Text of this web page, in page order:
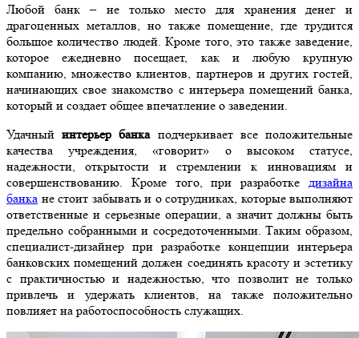
Любой банк – не только место для хранения денег и
драгоценных металлов, но также помещение, где трудится
большое количество людей. Кроме того, это также заведение,
которое ежедневно посещает, как и любую крупную
компанию, множество клиентов, партнеров и других гостей,
начинающих свое знакомство с интерьера помещений банка,
который и создает общее впечатление о заведении.
Удачныйинтерьер банкаподчеркивает все положительные
качества учреждения, «говорит» о высоком статусе,
надежности, открытости и стремлении к инновациям и
совершенствованию. Кроме того, при разработке дизайна
банка не стоит забывать и о сотрудниках, которые выполняют
ответственные и серьезные операции, а значит должны быть
предельно собранными и сосредоточенными. Таким образом,
специалист-дизайнер при разработке концепции интерьера
банковских помещений должен соединять красоту и эстетику
с практичностью и надежностью, что позволит не только
привлечь и удержать клиентов, на также положительно
повлияет на работоспособность служащих.